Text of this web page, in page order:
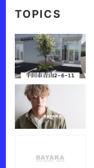
TOPICS